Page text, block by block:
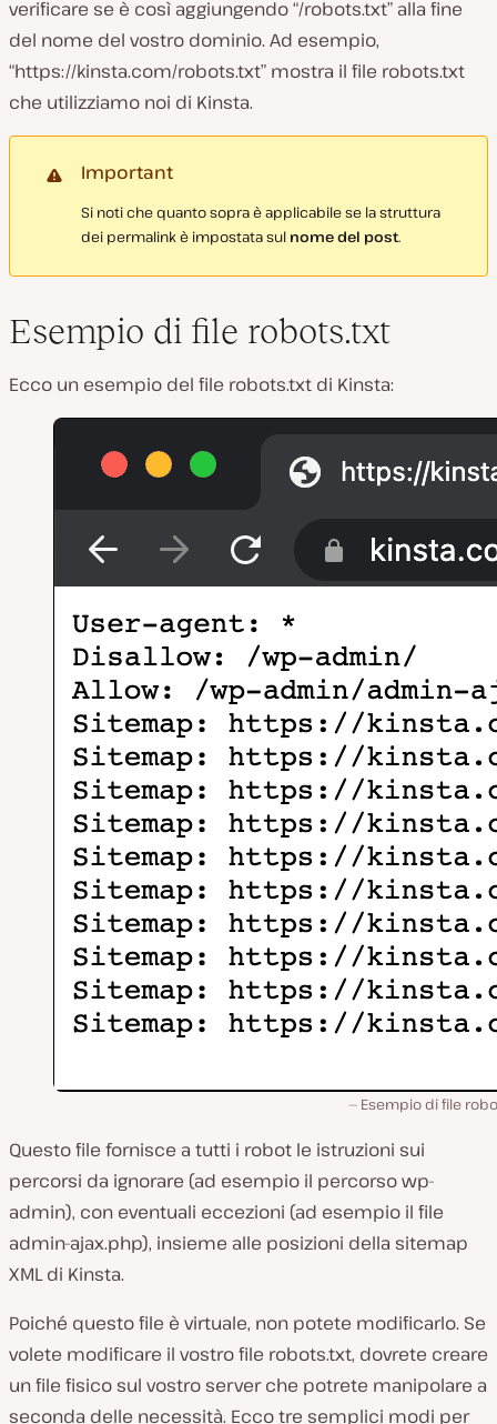
verificare se è così aggiungendo “/robots.txt” alla fine
del nome del vostro dominio. Ad esempio,
“https://kinsta.com/robots.txt” mostra il file robots.txt
che utilizziamo noi di Kinsta.
Important
Si noti che quanto sopra è applicabile se la struttura
dei permalink è impostata sul nome del post.
Esempio di file robots.txt
Ecco un esempio del file robots.txt di Kinsta:
Esempio di file
Questo file fornisce a tutti i robot le istruzioni sui
percorsi da ignorare (ad esempio il percorso wp-
admin), con eventuali eccezioni (ad esempio il file
admin-ajax.php), insieme alle posizioni della sitemap
XML di Kinsta.
Poiché questo file è virtuale, non potete modificarlo. Se
volete modificare il vostro file robots.txt, dovrete creare
un file fisico sul vostro server che potrete manipolare a
seconda delle necessità. Ecco tre semplici modi per